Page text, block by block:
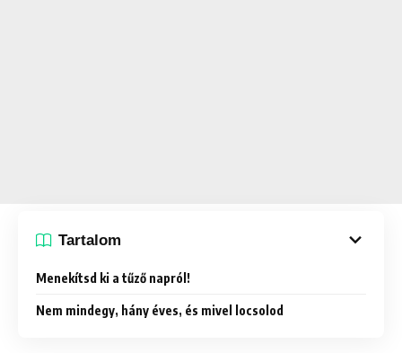
Tartalom
Menekítsd ki a tűző napról!
Nem mindegy, hány éves, és mivel locsolod